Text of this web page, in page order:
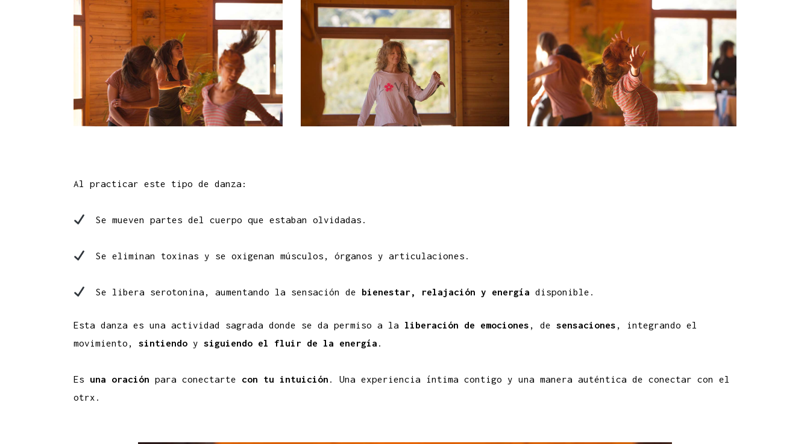
Al practicar este tipo de danza:
Se mueven partes del cuerpo que estaban olvidadas.
Se eliminan toxinas y se oxigenan músculos, órganos y articulaciones.
Se libera serotonina, aumentando la sensación de bienestar, relajación y energía disponible.
Esta danza es una actividad sagrada donde se da permiso a la liberación de emociones , de sensaciones , integrando el
movimiento, sintiendo y siguiendo el fluir de la energía .
Es una oración para conectarte con tu intuición . Una experiencia íntima contigo y una manera auténtica de conectar con el
otrx.